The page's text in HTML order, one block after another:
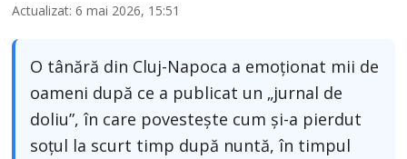
Actualizat: 6 mai 2026, 15:51
O tânără din Cluj-Napoca a emoționat mii de
oameni după ce a publicat un „jurnal de
doliu”, în care povestește cum și-a pierdut
soțul la scurt timp după nuntă, în timpul